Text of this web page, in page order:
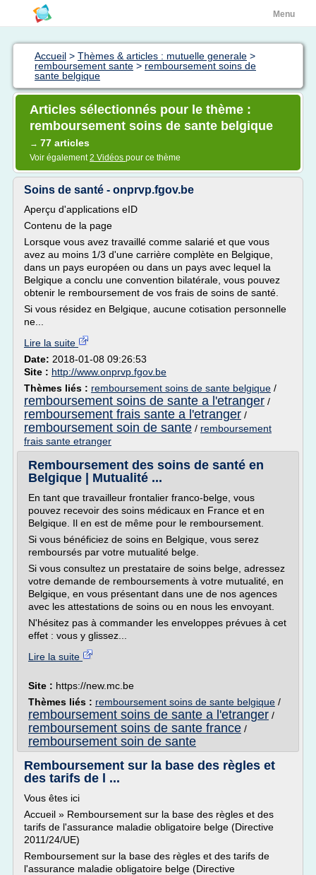
Menu
Accueil > Thèmes & articles : mutuelle generale >
remboursement sante > remboursement soins de
sante belgique
Articles sélectionnés pour le thème :
remboursement soins de sante belgique
→ 77 articles
Voir également2 Vidéos pour ce thème
Soins de santé - onprvp.fgov.be
Aperçu d'applications eID
Contenu de la page
Lorsque vous avez travaillé comme salarié et que vous
avez au moins 1/3 d'une carrière complète en Belgique,
dans un pays européen ou dans un pays avec lequel la
Belgique a conclu une convention bilatérale, vous pouvez
obtenir le remboursement de vos frais de soins de santé.
Si vous résidez en Belgique, aucune cotisation personnelle
ne...
Lire la suite
Date: 2018-01-08 09:26:53
Site : http://www.onprvp.fgov.be
Thèmes liés : remboursement soins de sante belgique /
remboursement soins de sante a l'etranger /
remboursement frais sante a l'etranger /
remboursement soin de sante / remboursement
frais sante etranger
Remboursement des soins de santé en
Belgique | Mutualité ...
En tant que travailleur frontalier franco-belge, vous
pouvez recevoir des soins médicaux en France et en
Belgique. Il en est de même pour le remboursement.
Si vous bénéficiez de soins en Belgique, vous serez
remboursés par votre mutualité belge.
Si vous consultez un prestataire de soins belge, adressez
votre demande de remboursements à votre mutualité, en
Belgique, en vous présentant dans une de nos agences
avec les attestations de soins ou en nous les envoyant.
N'hésitez pas à commander les enveloppes prévues à cet
effet : vous y glissez...
Lire la suite
Site : https://new.mc.be
Thèmes liés : remboursement soins de sante belgique /
remboursement soins de sante a l'etranger /
remboursement soins de sante france /
remboursement soin de sante
Remboursement sur la base des règles et
des tarifs de l ...
Vous êtes ici
Accueil » Remboursement sur la base des règles et des
tarifs de l'assurance maladie obligatoire belge (Directive
2011/24/UE)
Remboursement sur la base des règles et des tarifs de
l'assurance maladie obligatoire belge (Directive